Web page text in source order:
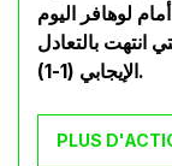
لوهافر اليوم
انتهت بالتعادل
الإيجابي (1-1).
PLUS